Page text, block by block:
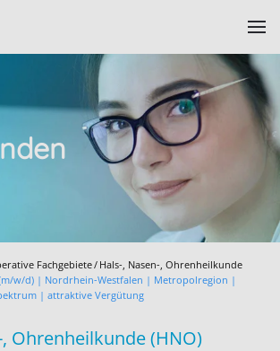
Fachgebiete
Hals-, Nasen-, Ohrenheilkunde
w/d) | Nordrhein-Westfalen | Metropolregion |
| attraktive Vergütung
Ohrenheilkunde (HNO)